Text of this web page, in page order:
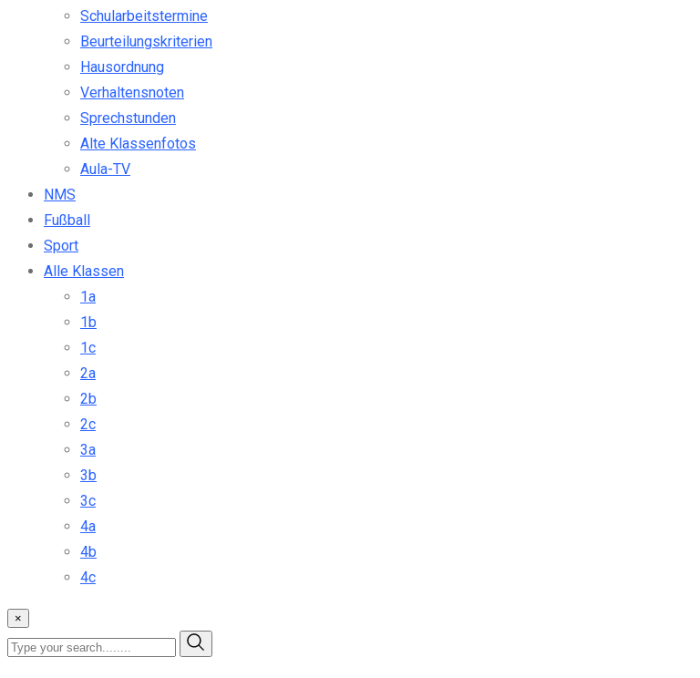
Schularbeitstermine
Beurteilungskriterien
Hausordnung
Verhaltensnoten
Sprechstunden
Alte Klassenfotos
Aula-TV
NMS
Fußball
Sport
Alle Klassen
1a
1b
1c
2a
2b
2c
3a
3b
3c
4a
4b
4c
×